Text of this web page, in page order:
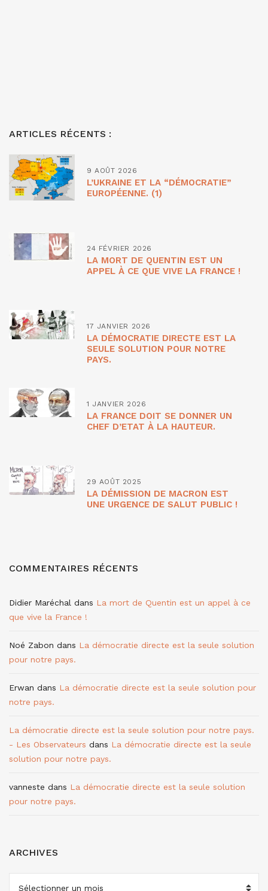
ARTICLES RÉCENTS :
9 AOÛT 2026
L’UKRAINE ET LA “DÉMOCRATIE”
EUROPÉENNE. (1)
24 FÉVRIER 2026
LA MORT DE QUENTIN EST UN
APPEL À CE QUE VIVE LA FRANCE !
17 JANVIER 2026
LA DÉMOCRATIE DIRECTE EST LA
SEULE SOLUTION POUR NOTRE
PAYS.
1 JANVIER 2026
LA FRANCE DOIT SE DONNER UN
CHEF D’ETAT À LA HAUTEUR.
29 AOÛT 2025
LA DÉMISSION DE MACRON EST
UNE URGENCE DE SALUT PUBLIC !
COMMENTAIRES RÉCENTS
Didier Maréchal dans La mort de Quentin est un appel à ce
que vive la France !
Noé Zabon dans La démocratie directe est la seule solution
pour notre pays.
Erwan dans La démocratie directe est la seule solution pour
notre pays.
La démocratie directe est la seule solution pour notre pays.
- Les Observateurs dans La démocratie directe est la seule
solution pour notre pays.
vanneste dans La démocratie directe est la seule solution
pour notre pays.
ARCHIVES